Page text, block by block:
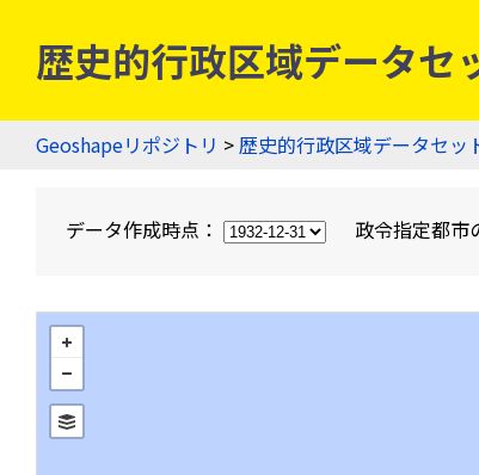
歴史的行政区域データセ
Geoshapeリポジトリ >歴史的行政区域データセッ
データ作成時点： 政令指定都市